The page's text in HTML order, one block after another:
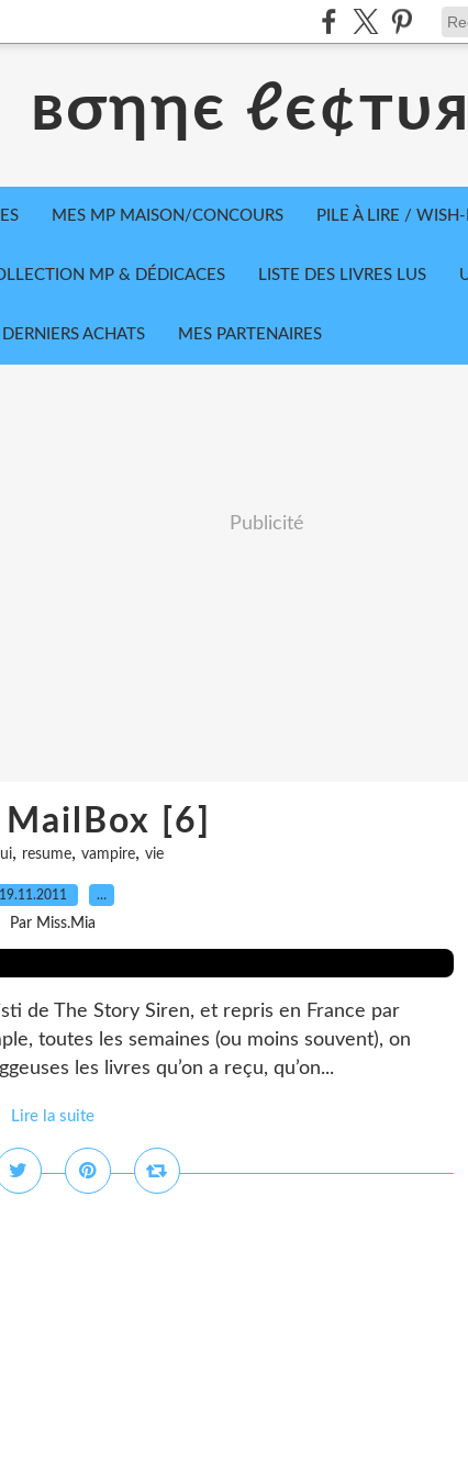
вσηηє
MES MP MAISON/CONCOURS PILE À LIRE / WISH-
MP & DÉDICACES LISTE DES LIVRES LUS
DERNIERS ACHATS MES PARTENAIRES
Publicité
MailBox [6]
, resume, vampire, vie
19.11.2011 …
Par Miss.Mia
de The Story Siren, et repris en France par
toutes les semaines (ou moins souvent), on
les livres qu’on a reçu, qu’on...
Lire la suite